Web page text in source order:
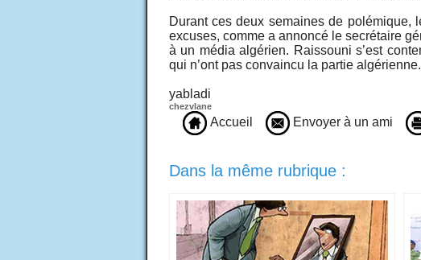
Durant ces deux semaines de polémique,
excuses, comme a annoncé le secrétaire
à un média algérien. Raissouni s’est
qui n’ont pas convaincu la partie algérienne.
yabladi
chezvlane
Accueil Envoyer à un ami
Dans la même rubrique :